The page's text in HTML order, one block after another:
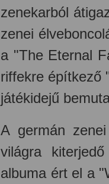
zenekarból
zenei
a "The Eternal
riffekre építkező
játékidejű
A germán
világra
albuma ért el a